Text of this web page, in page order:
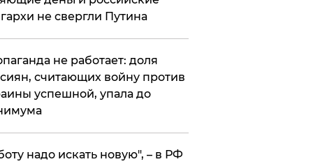
не свергли Путина
не работает: доля
считающих войну против
успешной, упала до
надо искать новую", – в РФ